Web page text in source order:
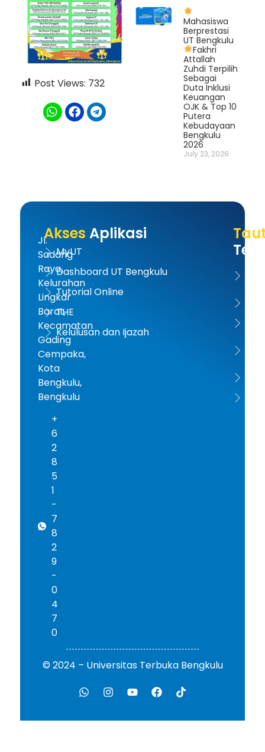
Post Views: 732
Mahasiswa
Berprestasi
UT Bengkulu
Fakhri
Attallah
Zuhdi Terpilih
Sebagai
Duta Inklusi
Keuangan
OJK & Top 10
Putera
Kebudayaan
Bengkulu
2026
July 23, 2026
Jl.
Sadang
Raya,
Kelurahan
Lingkar
Barat,
Kecamatan
Gading
Cempaka,
Kota
Bengkulu,
Bengkulu
+
6
2
8
5
1
-
7
8
2
9
-
0
4
7
0
Akses Aplikasi
MyUT
Dashboard UT Bengkulu
Tutorial Online
THE
Kelulusan dan Ijazah
© 2024 – Universitas Terbuka Bengkulu